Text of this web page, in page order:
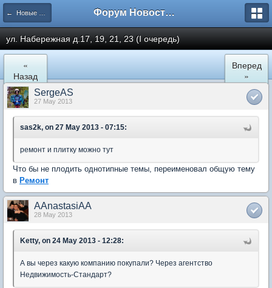
← Новые Водники Форум Новостройки
ул. Набережная д.17, 19, 21, 23 (I очередь)
«
Назад
Вперед
»
SergeAS
27 May 2013
sas2k, on 27 May 2013 - 07:15:
ремонт и плитку можно тут
Что бы не плодить однотипные темы, переименовал общую тему
в Ремонт
AAnastasiAA
28 May 2013
Ketty, on 24 May 2013 - 12:28:
А вы через какую компанию покупали? Через агентство
Недвижимость-Стандарт?